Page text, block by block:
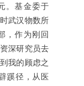
。基金委于
武汉物数所
，作为刚回
深研究员去
我的顾虑之
蹊径，从医